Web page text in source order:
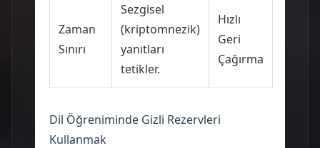
Zaman
Sınırı
Sezgisel
(kriptomnezik)
yanıtları
tetikler.
Hızlı
Geri
Çağırma
Dil Öğreniminde Gizli Rezervleri
Kullanmak